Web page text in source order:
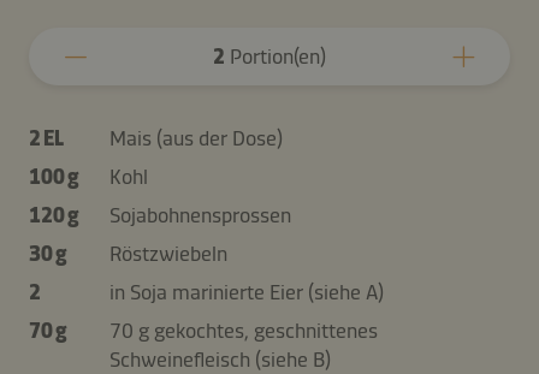
2 Portion(en)
2 EL
Mais (aus der Dose)
100 g
Kohl
120 g
Sojabohnensprossen
30 g
Röstzwiebeln
2
in Soja marinierte Eier (siehe A)
70 g
70 g gekochtes, geschnittenes
Schweinefleisch (siehe B)